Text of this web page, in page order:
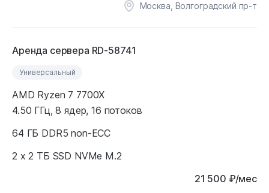
Москва, Волгоградский пр-т
Аренда сервера RD-58741
Универсальный
AMD Ryzen 7 7700X
4.50 ГГц, 8 ядер, 16 потоков
64 ГБ DDR5 non-ECC
2 x 2 ТБ SSD NVMe M.2
21 500 ₽/мес